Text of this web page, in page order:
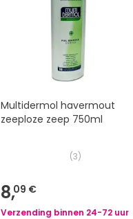
Multidermol havermout
zeeploze zeep 750ml
(3)
8,09 €
Verzending binnen 24-72 uur